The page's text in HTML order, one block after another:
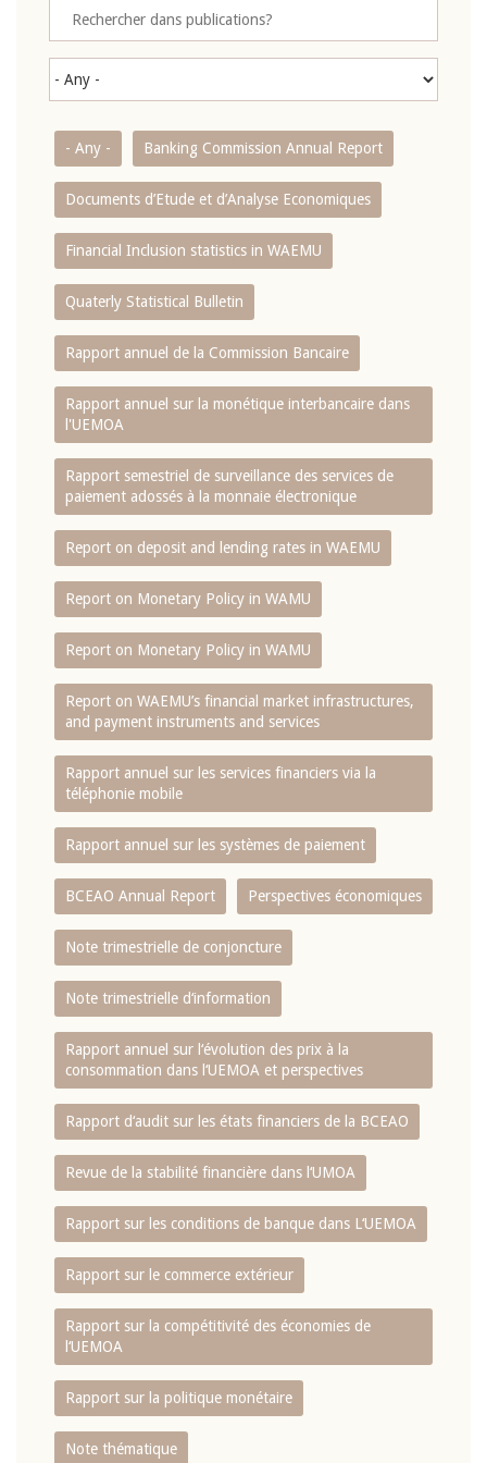
- Any - Banking Commission Annual Report
Documents d’Etude et d’Analyse Economiques
Financial Inclusion statistics in WAEMU
Quaterly Statistical Bulletin
Rapport annuel de la Commission Bancaire
Rapport annuel sur la monétique interbancaire dans
l'UEMOA
Rapport semestriel de surveillance des services de
paiement adossés à la monnaie électronique
Report on deposit and lending rates in WAEMU
Report on Monetary Policy in WAMU
Report on Monetary Policy in WAMU
Report on WAEMU’s financial market infrastructures,
and payment instruments and services
Rapport annuel sur les services financiers via la
téléphonie mobile
Rapport annuel sur les systèmes de paiement
BCEAO Annual Report Perspectives économiques
Note trimestrielle de conjoncture
Note trimestrielle d‘information
Rapport annuel sur l‘évolution des prix à la
consommation dans l‘UEMOA et perspectives
Rapport d‘audit sur les états financiers de la BCEAO
Revue de la stabilité financière dans l‘UMOA
Rapport sur les conditions de banque dans L‘UEMOA
Rapport sur le commerce extérieur
Rapport sur la compétitivité des économies de
l‘UEMOA
Rapport sur la politique monétaire
Note thématique